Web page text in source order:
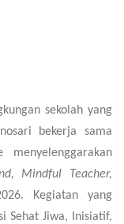
sekolah yang
bekerja sama
menyelenggarakan
Mindful Teacher,
Kegiatan yang
Sehat Jiwa, Inisiatif,